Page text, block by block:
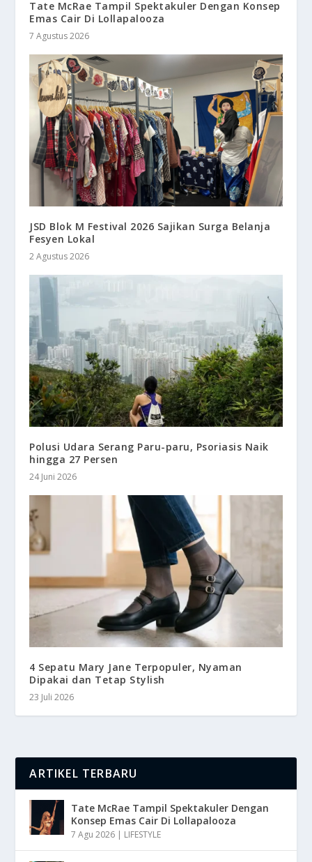
Tate McRae Tampil Spektakuler Dengan Konsep
Emas Cair Di Lollapalooza
7 Agustus 2026
JSD Blok M Festival 2026 Sajikan Surga Belanja
Fesyen Lokal
2 Agustus 2026
Polusi Udara Serang Paru-paru, Psoriasis Naik
hingga 27 Persen
24 Juni 2026
4 Sepatu Mary Jane Terpopuler, Nyaman
Dipakai dan Tetap Stylish
23 Juli 2026
ARTIKEL TERBARU
Tate McRae Tampil Spektakuler Dengan
Konsep Emas Cair Di Lollapalooza
7 Agu 2026 | LIFESTYLE